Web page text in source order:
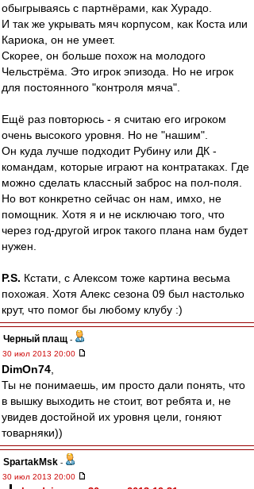
обыгрываясь с партнёрами, как Хурадо.
И так же укрывать мяч корпусом, как Коста или
Кариока, он не умеет.
Скорее, он больше похож на молодого
Чельстрёма. Это игрок эпизода. Но не игрок
для постоянного "контроля мяча".
Ещё раз повторюсь - я считаю его игроком
очень высокого уровня. Но не "нашим".
Он куда лучше подходит Рубину или ДК -
командам, которые играют на контратаках. Где
можно сделать классный заброс на пол-поля.
Но вот конкретно сейчас он нам, имхо, не
помощник. Хотя я и не исключаю того, что
через год-другой игрок такого плана нам будет
нужен.
P.S. Кстати, с Алексом тоже картина весьма
похожая. Хотя Алекс сезона 09 был настолько
крут, что помог бы любому клубу :)
Черный плащ -
30 июл 2013 20:00
DimOn74
Ты не понимаешь, им просто дали понять, что
в вышку выходить не стоит, вот ребята и, не
увидев достойной их уровня цели, гоняют
товарняки))
SpartakMsk -
30 июл 2013 20:00